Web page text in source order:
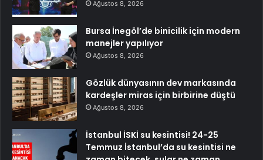
Ağustos 8, 2026
Bursa İnegöl’de binicilik için modern
manejler yapılıyor
Ağustos 8, 2026
Gözlük dünyasının dev markasında
kardeşler miras için birbirine düştü
Ağustos 8, 2026
İstanbul İSKİ su kesintisi! 24-25
Temmuz İstanbul’da su kesintisi ne